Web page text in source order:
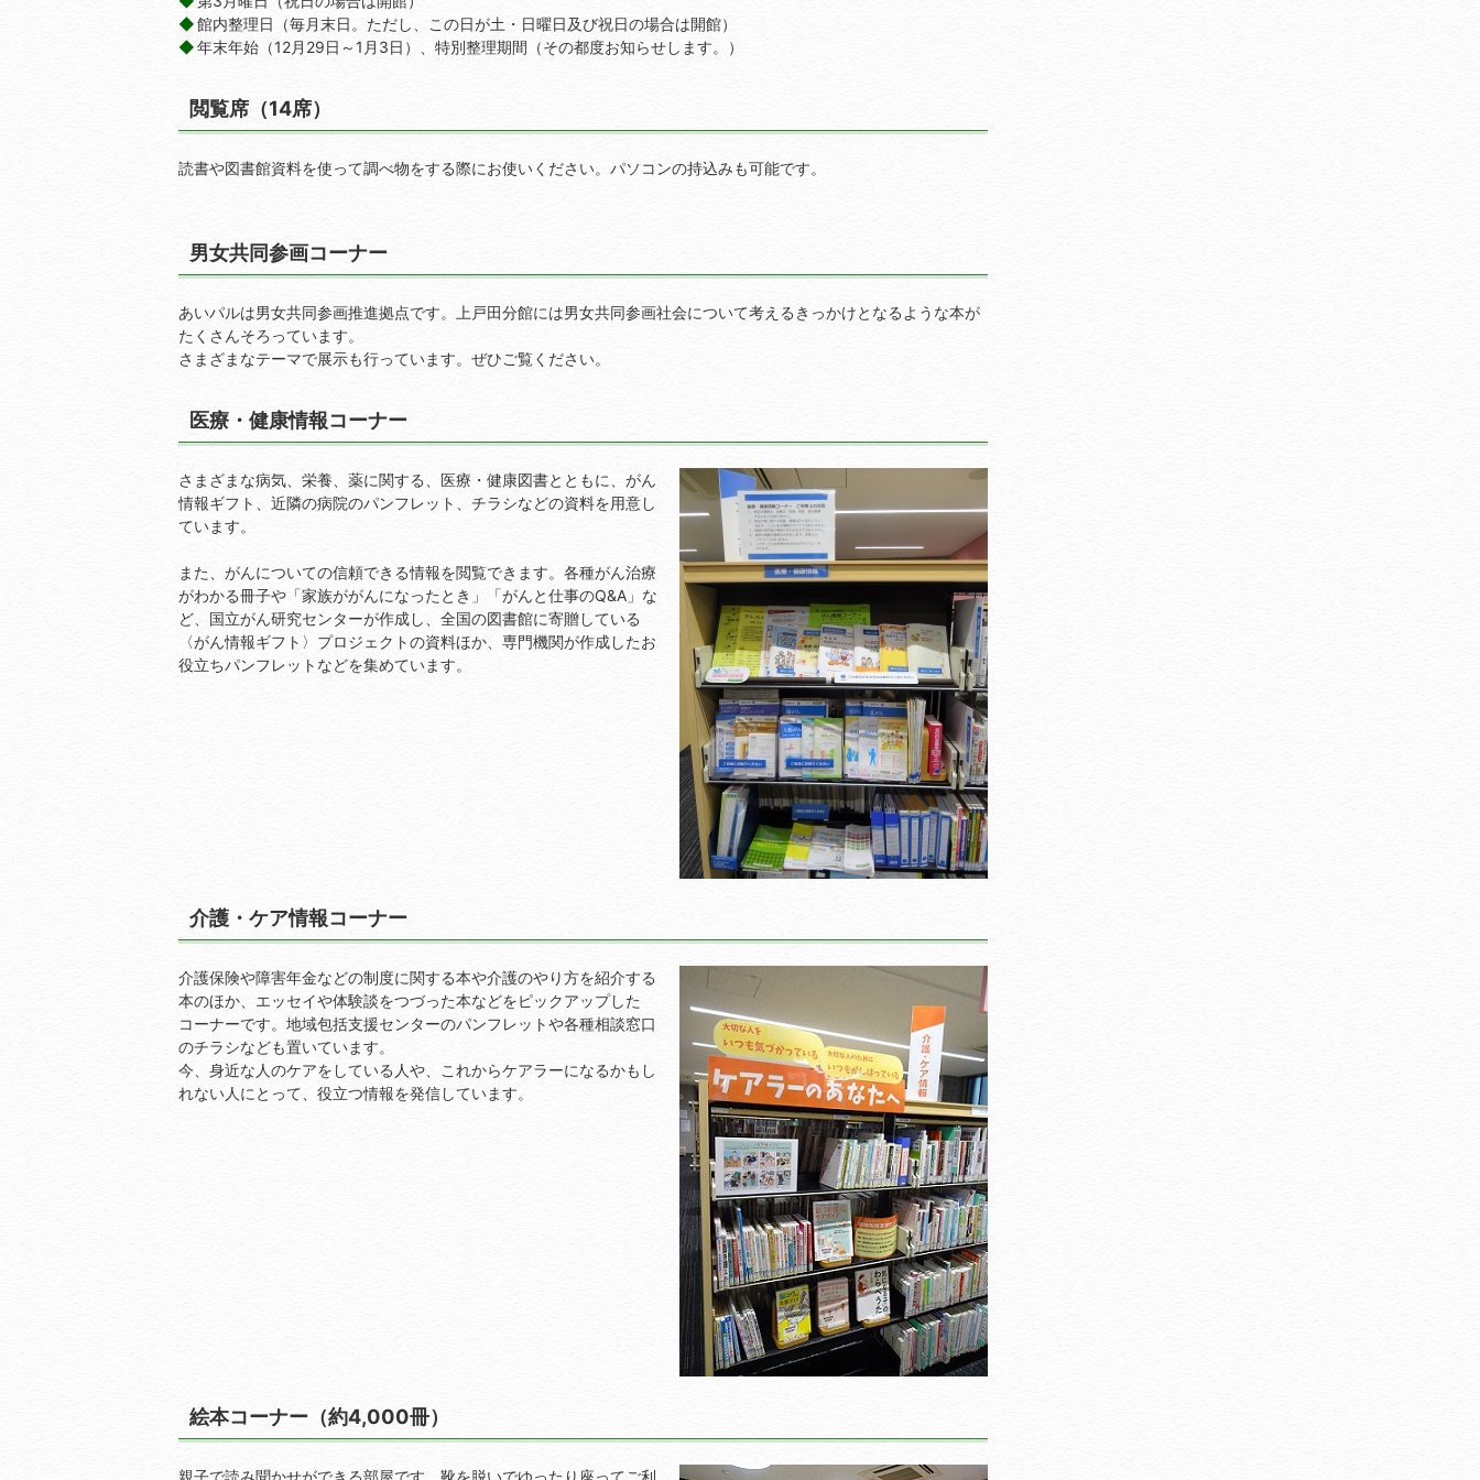
館内整理日（毎月末日。ただし、この日が土・日曜日及び祝日の場合は開館）
年末年始（12月29日～1月3日）、特別整理期間（その都度お知らせします。）
閲覧席（14席）
読書や図書館資料を使って調べ物をする際にお使いください。パソコンの持込みも可能です。
男女共同参画コーナー
あいパルは男女共同参画推進拠点です。上戸田分館には男女共同参画社会について考えるきっかけとなるような本が
たくさんそろっています。
さまざまなテーマで展示も行っています。ぜひご覧ください。
医療・健康情報コーナー
さまざまな病気、栄養、薬に関する、医療・健康図書とともに、がん
情報ギフト、近隣の病院のパンフレット、チラシなどの資料を用意し
ています。
また、がんについての信頼できる情報を閲覧できます。各種がん治療
がわかる冊子や「家族ががんになったとき」「がんと仕事のQ&A」な
ど、国立がん研究センターが作成し、全国の図書館に寄贈している
〈がん情報ギフト〉プロジェクトの資料ほか、専門機関が作成したお
役立ちパンフレットなどを集めています。
介護・ケア情報コーナー
介護保険や障害年金などの制度に関する本や介護のやり方を紹介する
本のほか、エッセイや体験談をつづった本などをピックアップした
コーナーです。地域包括支援センターのパンフレットや各種相談窓口
のチラシなども置いています。
今、身近な人のケアをしている人や、これからケアラーになるかもし
れない人にとって、役立つ情報を発信しています。
絵本コーナー（約4,000冊）